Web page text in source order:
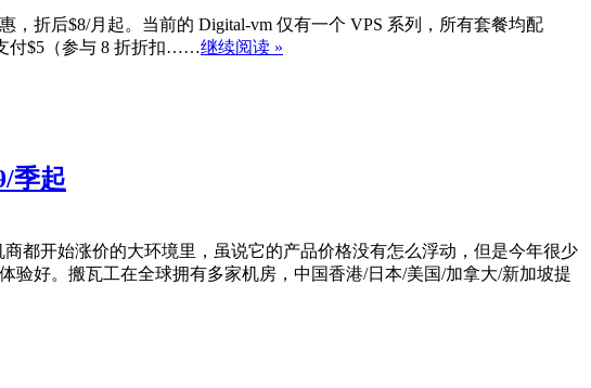
折后$8/月起。当前的 Digital-vm 仅有一个 VPS 系列，所有套餐均配
付$5（参与 8 折折扣……继续阅读 »
季起
都开始涨价的大环境里，虽说它的产品价格没有怎么浮动，但是今年很少
好。搬瓦工在全球拥有多家机房，中国香港/日本/美国/加拿大/新加坡提